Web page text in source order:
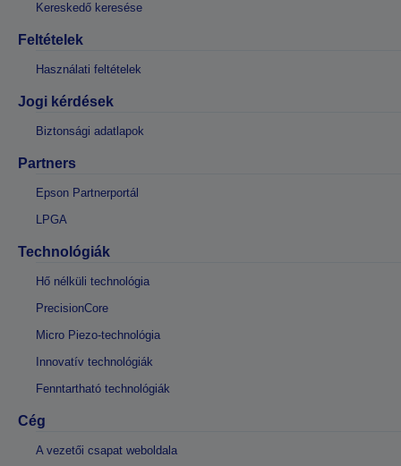
Kereskedő keresése
Feltételek
Használati feltételek
Jogi kérdések
Biztonsági adatlapok
Partners
Epson Partnerportál
LPGA
Technológiák
Hő nélküli technológia
PrecisionCore
Micro Piezo-technológia
Innovatív technológiák
Fenntartható technológiák
Cég
A vezetői csapat weboldala